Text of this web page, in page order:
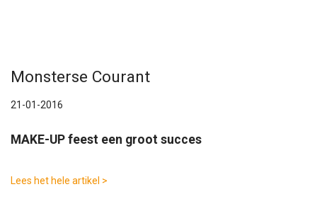
Monsterse Courant
21-01-2016
MAKE-UP feest een groot succes
Lees het hele artikel >